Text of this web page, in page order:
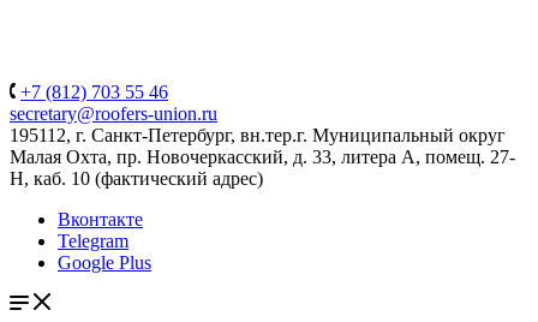
+7 (812) 703 55 46
secretary@roofers-union.ru
195112, г. Санкт-Петербург, вн.тер.г. Муниципальный округ
Малая Охта, пр. Новочеркасский, д. 33, литера А, помещ. 27-
Н, каб. 10 (фактический адрес)
Вконтакте
Telegram
Google Plus